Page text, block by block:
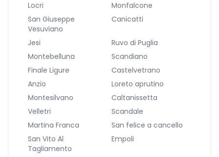
Locri
Monfalcone
San Giuseppe
Vesuviano
Canicatti
Jesi
Ruvo di Puglia
Montebelluna
Scandiano
Finale Ligure
Castelvetrano
Anzio
Loreto aprutino
Montesilvano
Caltanissetta
Velletri
Scandale
Martina Franca
San felice a cancello
San Vito Al
Tagliamento
Empoli